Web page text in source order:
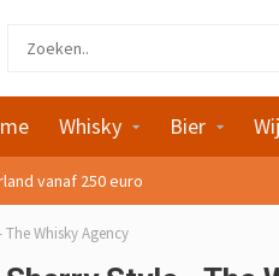
Whisky Bier
vanaf 250 euro
The Whisky Agency